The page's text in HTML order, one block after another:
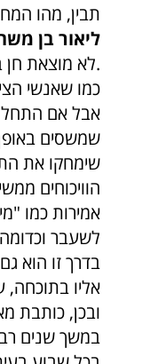
תבין, מהו
ליאור בן
לא מוצאת חן בעיני אנשים ולדעתי גם בצדק.
כמו שאנשי
אבל אם
שמשסים
שימחקו את
הוויכוחים
אמירות כמו
לשעבר
בדרך זו הוא
אליו
במשך שנים